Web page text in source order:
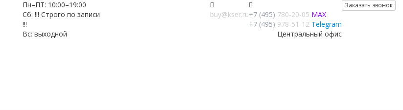
Пн–ПТ: 10:00–19:00
Сб: !!! Строго по записи
!!!
Вс: выходной
Заказать звонок
+7 (495) 780-20-05 MAX
+7 (495) 978-51-12 Telegram
Центральный офис
buy@kser.ru